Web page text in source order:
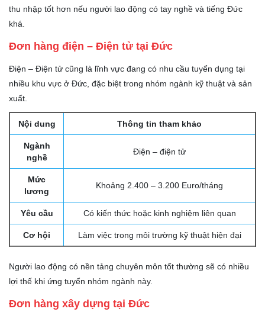
thu nhập tốt hơn nếu người lao động có tay nghề và tiếng Đức
khá.
Đơn hàng điện – Điện tử tại Đức
Điện – Điện tử cũng là lĩnh vực đang có nhu cầu tuyển dụng tại
nhiều khu vực ở Đức, đặc biệt trong nhóm ngành kỹ thuật và sản
xuất.
Nội dung Thông tin tham khảo
Ngành
nghề
Điện – điện tử
Mức
lương
Khoảng 2.400 – 3.200 Euro/tháng
Yêu cầu Có kiến thức hoặc kinh nghiệm liên quan
Cơ hội Làm việc trong môi trường kỹ thuật hiện đại
Người lao động có nền tảng chuyên môn tốt thường sẽ có nhiều
lợi thế khi ứng tuyển nhóm ngành này.
Đơn hàng xây dựng tại Đức